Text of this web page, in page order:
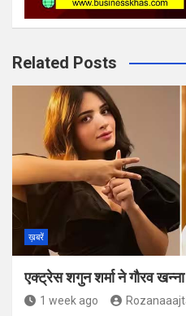
Related Posts
ख़बरें
एक्ट्रेस शगुन शर्मा ने गौरव
1 week ago